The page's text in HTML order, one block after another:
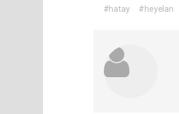
#hatay #heyelan